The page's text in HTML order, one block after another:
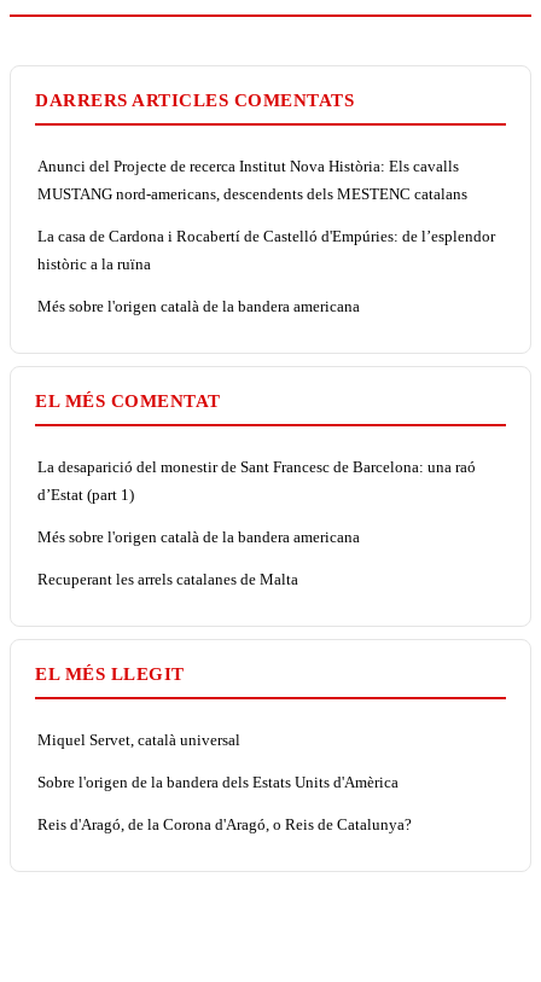
DARRERS ARTICLES COMENTATS
Anunci del Projecte de recerca Institut Nova Història: Els cavalls
MUSTANG nord-americans, descendents dels MESTENC catalans
La casa de Cardona i Rocabertí de Castelló d'Empúries: de l’esplendor
històric a la ruïna
Més sobre l'origen català de la bandera americana
EL MÉS COMENTAT
La desaparició del monestir de Sant Francesc de Barcelona: una raó
d’Estat (part 1)
Més sobre l'origen català de la bandera americana
Recuperant les arrels catalanes de Malta
EL MÉS LLEGIT
Miquel Servet, català universal
Sobre l'origen de la bandera dels Estats Units d'Amèrica
Reis d'Aragó, de la Corona d'Aragó, o Reis de Catalunya?